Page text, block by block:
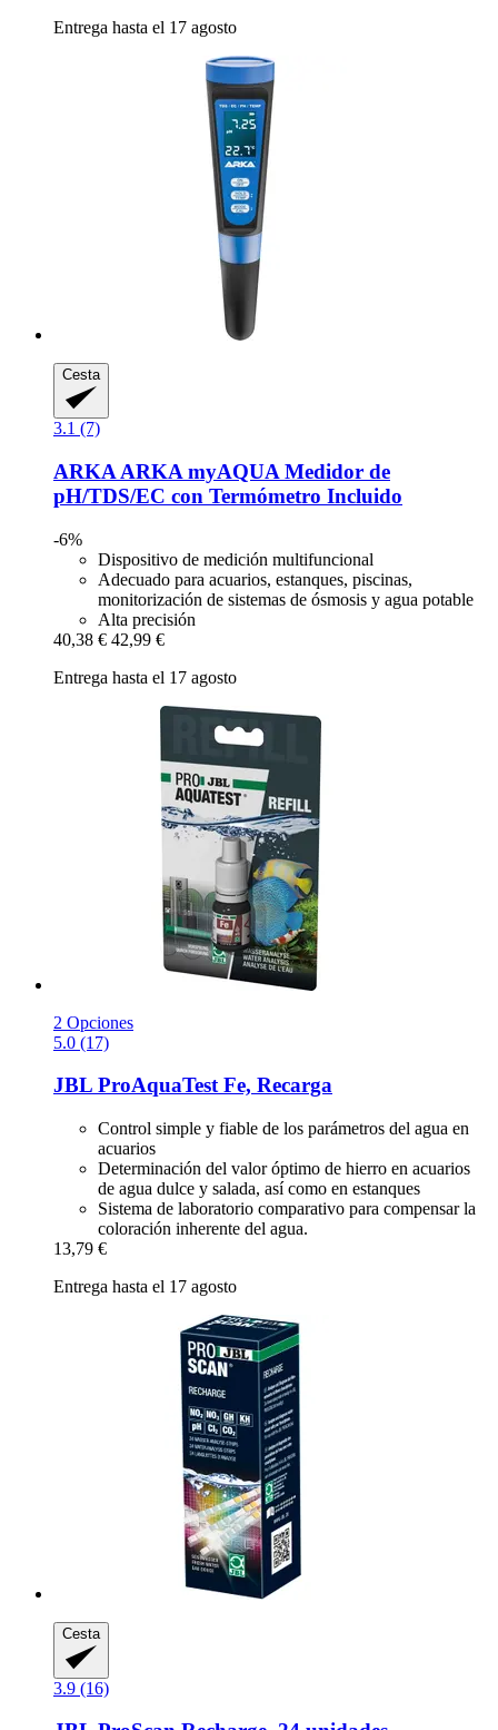
Entrega hasta el 17 agosto
Cesta
3.1 (7)
ARKA ARKA myAQUA Medidor de
pH/TDS/EC con Termómetro Incluido
-6%
Dispositivo de medición multifuncional
Adecuado para acuarios, estanques, piscinas,
monitorización de sistemas de ósmosis y agua potable
Alta precisión
40,38 € 42,99 €
Entrega hasta el 17 agosto
2 Opciones
5.0 (17)
JBL ProAquaTest Fe, Recarga
Control simple y fiable de los parámetros del agua en
acuarios
Determinación del valor óptimo de hierro en acuarios
de agua dulce y salada, así como en estanques
Sistema de laboratorio comparativo para compensar la
coloración inherente del agua.
13,79 €
Entrega hasta el 17 agosto
Cesta
3.9 (16)